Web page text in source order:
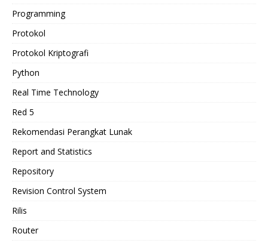
Programming
Protokol
Protokol Kriptografi
Python
Real Time Technology
Red 5
Rekomendasi Perangkat Lunak
Report and Statistics
Repository
Revision Control System
Rilis
Router